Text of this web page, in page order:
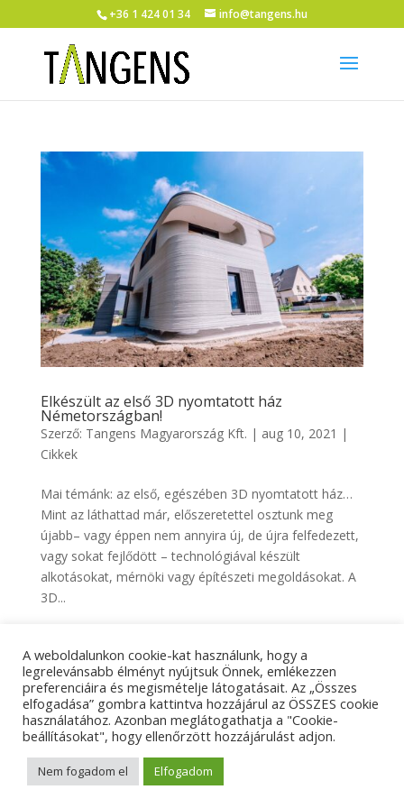
+36 1 424 01 34 info@tangens.hu
Elkészült az első 3D nyomtatott ház
Németországban!
Szerző: Tangens Magyarország Kft. | aug 10, 2021 |
Cikkek
Mai témánk: az első, egészében 3D nyomtatott ház…
Mint az láthattad már, előszeretettel osztunk meg
újabb– vagy éppen nem annyira új, de újra felfedezett,
vagy sokat fejlődött – technológiával készült
alkotásokat, mérnöki vagy építészeti megoldásokat. A
3D...
Adatkezelési tájékoztató
Impresszum
Kapcsolat
© Tangens Kft. - Weboldalkészítés:
Marketing
A weboldalunkon cookie-kat használunk, hogy a
legrelevánsabb élményt nyújtsuk Önnek, emlékezzen
preferenciáira és megismételje látogatásait. Az „Összes
elfogadása” gombra kattintva hozzájárul az ÖSSZES cookie
használatához. Azonban meglátogathatja a "Cookie-
beállításokat", hogy ellenőrzött hozzájárulást adjon.
Nem fogadom el Elfogadom